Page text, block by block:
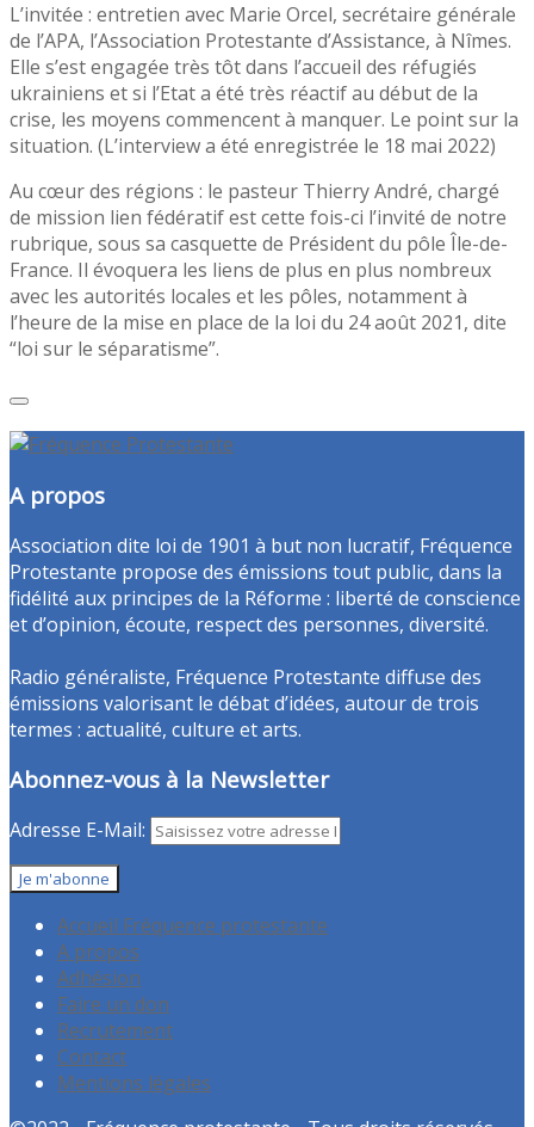
L’invitée : entretien avec Marie Orcel, secrétaire générale
de l’APA, l’Association Protestante d’Assistance, à Nîmes.
Elle s’est engagée très tôt dans l’accueil des réfugiés
ukrainiens et si l’Etat a été très réactif au début de la
crise, les moyens commencent à manquer. Le point sur la
situation. (L’interview a été enregistrée le 18 mai 2022)
Au cœur des régions : le pasteur Thierry André, chargé
de mission lien fédératif est cette fois-ci l’invité de notre
rubrique, sous sa casquette de Président du pôle Île-de-
France. Il évoquera les liens de plus en plus nombreux
avec les autorités locales et les pôles, notamment à
l’heure de la mise en place de la loi du 24 août 2021, dite
“loi sur le séparatisme”.
A propos
Association dite loi de 1901 à but non lucratif, Fréquence
Protestante propose des émissions tout public, dans la
fidélité aux principes de la Réforme : liberté de conscience
et d’opinion, écoute, respect des personnes, diversité.
Radio généraliste, Fréquence Protestante diffuse des
émissions valorisant le débat d’idées, autour de trois
termes : actualité, culture et arts.
Abonnez-vous à la Newsletter
Adresse E-Mail:
Accueil Fréquence protestante
A propos
Adhésion
Faire un don
Recrutement
Contact
Mentions légales